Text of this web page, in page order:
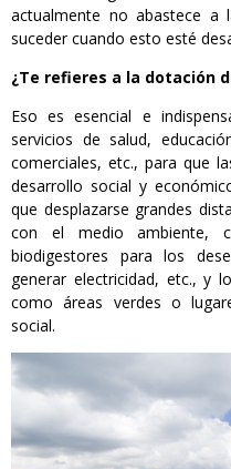
actualmente no abastece a
suceder cuando esto esté
¿Te refieres a la dotación
Eso es esencial e
servicios de salud,
comerciales, etc., para que
desarrollo social y
que desplazarse grandes
con el medio ambiente,
biodigestores para los
generar electricidad, etc., y
como áreas verdes o
social.